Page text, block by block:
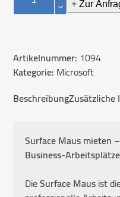
Surface
Maus
+ Zur
Artikelnummer: 1094
Kategorie: Microsoft
BeschreibungZusätzliche
Surface Maus mieten
Business-Arbeitsplätze
DieSurface Mausist